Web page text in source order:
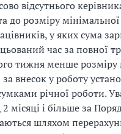
відсутнього
до розміру
у яких сума
час за повної
тижня менше розміру
за внесок у роботу
річної роботи.
2 місяці і більше за
шляхом